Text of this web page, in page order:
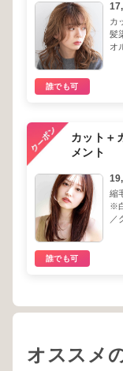
カ
髪
オ
誰でも可
カット＋
メント
縮
※
／
誰でも可
オススメ